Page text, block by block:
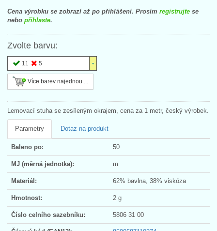
Cena výrobku se zobrazí až po přihlášení. Prosím registrujte se
nebo přihlaste.
Zvolte barvu:
11 5
Více barev najednou ...
Lemovací stuha se zesíleným okrajem, cena za 1 metr, český výrobek.
Parametry Dotaz na produkt
Baleno po: 50
MJ (měrná jednotka): m
Materiál: 62% bavlna, 38% viskóza
Hmotnost: 2 g
Číslo celního sazebníku: 5806 31 00